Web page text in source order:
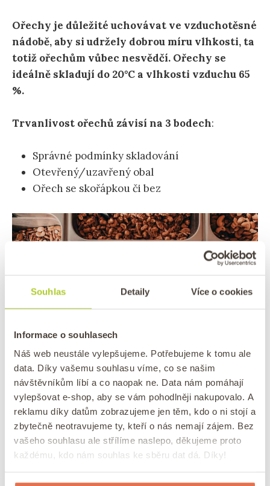
Souhlas Detaily Více o cookies
Informace o souhlasech
Náš web neustále vylepšujeme. Potřebujeme k tomu ale
data. Díky vašemu souhlasu víme, co se našim
návštěvníkům líbí a co naopak ne. Data nám pomáhají
vylepšovat e-shop, aby se vám pohodlněji nakupovalo. A
reklamu díky datům zobrazujeme jen těm, kdo o ni stojí a
zbytečně neotravujeme ty, kteří o nás nemají zájem. Bez
vašeho souhlasu ale střílíme naslepo, děkujeme proto
každému, kdo nám souhlas ke sběru dat dá. Díky!
Ořechy je důležité uchovávat ve vzduchotěsné
nádobě, aby si udržely dobrou míru vlhkosti, ta
totiž ořechům vůbec nesvědčí. Ořechy se
ideálně skladují do 20°C a vlhkosti vzduchu 65
%.
Trvanlivost ořechů závisí na 3 bodech:
Správné podmínky skladování
Otevřený/uzavřený obal
Ořech se skořápkou či bez
Při nakupování ořechů v obchodě si zkontrolujte kvalitu
ořechů.
Pokuddodržíte správné podmínky skladování , o
kterých ještě bude řeč, uzavřený obal bez přísunu
vzduchu a ořech ideálně se skořápkou, nemáte se